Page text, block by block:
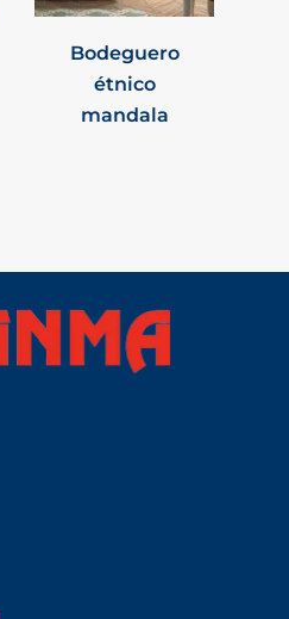
Bodeguero
étnico
mandala